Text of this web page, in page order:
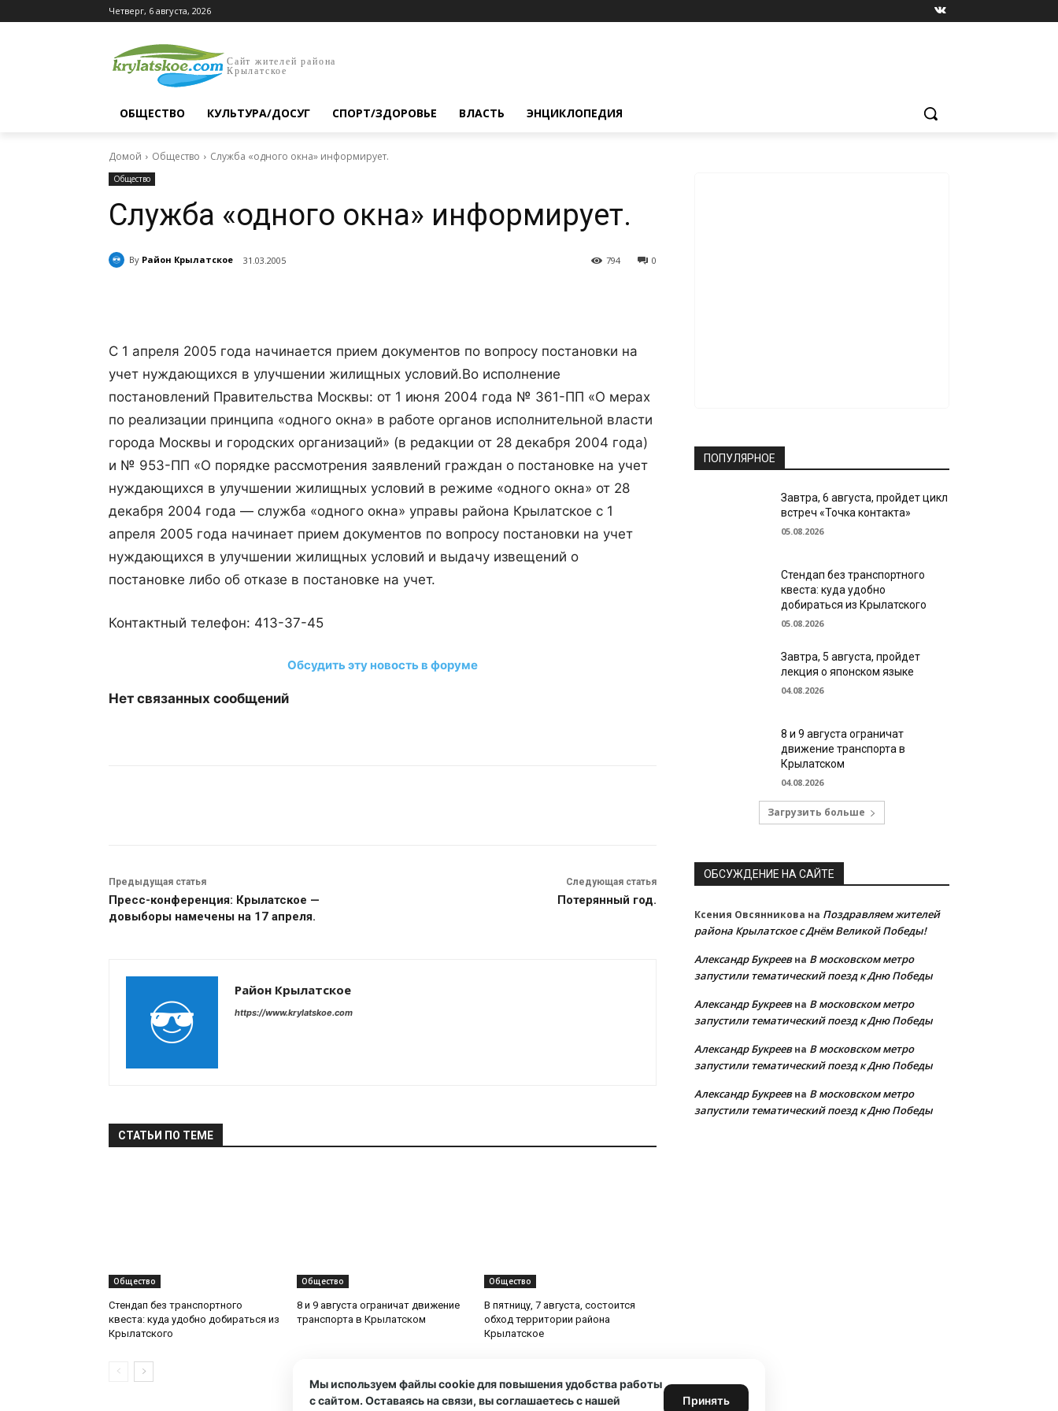
Четверг, 6 августа, 2026
Сайт жителей района
Крылатское
ОБЩЕСТВО КУЛЬТУРА/ДОСУГ СПОРТ/ЗДОРОВЬЕ ВЛАСТЬ ЭНЦИКЛОПЕДИЯ
Домой Общество Служба «одного окна» информирует.
Общество
Служба «одного окна» информирует.
By Район Крылатское 31.03.2005 0
794
C 1 апреля 2005 года начинается прием документов по вопросу постановки на
учет нуждающихся в улучшении жилищных условий.Во исполнение
постановлений Правительства Москвы: от 1 июня 2004 года № 361-ПП «О мерах
по реализации принципа «одного окна» в работе органов исполнительной власти
города Москвы и городских организаций» (в редакции от 28 декабря 2004 года)
и № 953-ПП «О порядке рассмотрения заявлений граждан о постановке на учет
нуждающихся в улучшении жилищных условий в режиме «одного окна» от 28
декабря 2004 года — служба «одного окна» управы района Крылатское с 1
апреля 2005 года начинает прием документов по вопросу постановки на учет
нуждающихся в улучшении жилищных условий и выдачу извещений о
постановке либо об отказе в постановке на учет.
Контактный телефон: 413-37-45
Обсудить эту новость в форуме
Нет связанных сообщений
Предыдущая статья
Пресс-конференция: Крылатское —
довыборы намечены на 17 апреля.
Следующая статья
Потерянный год.
Район Крылатское
https://www.krylatskoe.com
СТАТЬИ ПО ТЕМЕ
Общество
Стендап без транспортного
квеста: куда удобно добираться из
Крылатского
Общество
8 и 9 августа ограничат движение
транспорта в Крылатском
Общество
В пятницу, 7 августа, состоится
обход территории района
Крылатское
ПОПУЛЯРНОЕ
Завтра, 6 августа, пройдет цикл
встреч «Точка контакта»
05.08.2026
Стендап без транспортного
квеста: куда удобно
добираться из Крылатского
05.08.2026
Завтра, 5 августа, пройдет
лекция о японском языке
04.08.2026
8 и 9 августа ограничат
движение транспорта в
Крылатском
04.08.2026
Загрузить больше
ОБСУЖДЕНИЕ НА САЙТЕ
Ксения Овсянникова на Поздравляем жителей
района Крылатское с Днём Великой Победы!
Александр Букреевна В московском метро
запустили тематический поезд к Дню Победы
Александр Букреевна В московском метро
запустили тематический поезд к Дню Победы
Александр Букреевна В московском метро
запустили тематический поезд к Дню Победы
Александр Букреевна В московском метро
запустили тематический поезд к Дню Победы
Мы используем файлы cookie для повышения удобства работы
с сайтом. Оставаясь на связи, вы соглашаетесь с нашей
Принять